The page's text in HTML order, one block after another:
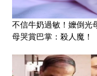
不信牛奶過敏！嬤倒
母哭賞巴掌：殺人魔！